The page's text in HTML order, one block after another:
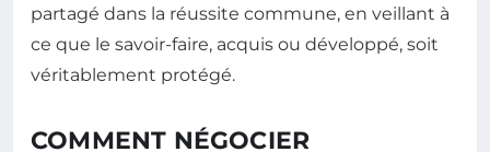
partagé dans la réussite commune, en veillant à
ce que le savoir-faire, acquis ou développé, soit
véritablement protégé.
COMMENT NÉGOCIER